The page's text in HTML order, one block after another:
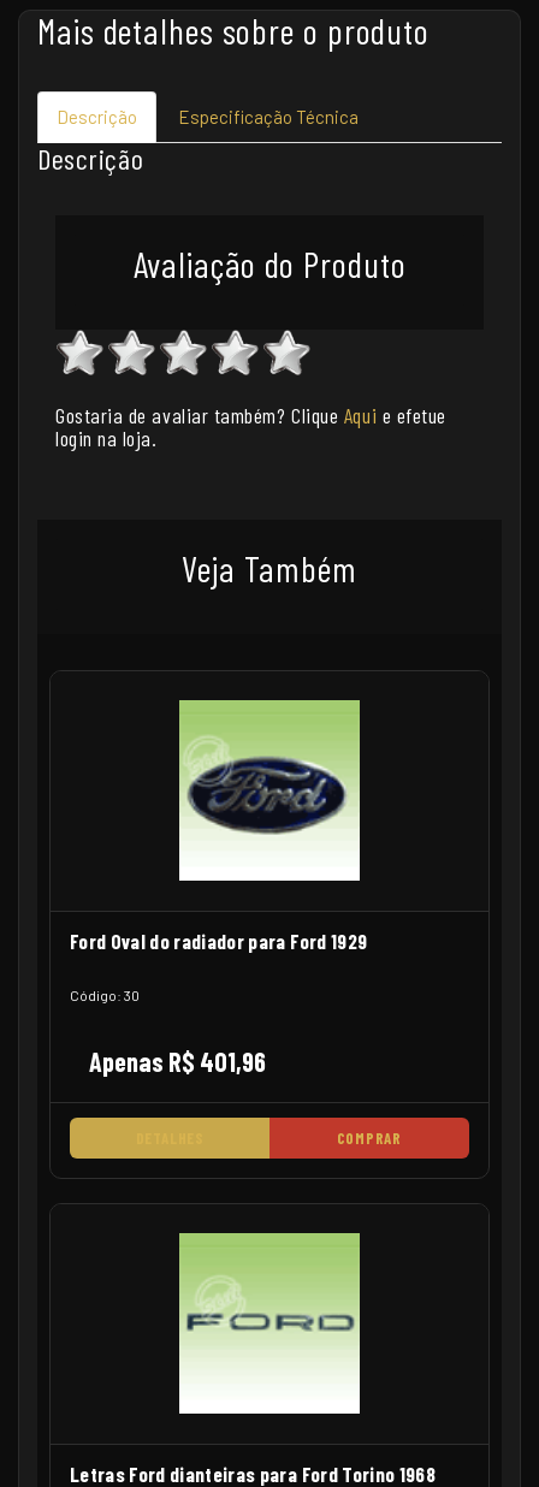
Mais detalhes sobre o produto
Descrição Especificação Técnica
Descrição
Avaliação do Produto
Gostaria de avaliar também? Clique Aqui e efetue
login na loja.
Veja Também
Ford Oval do radiador para Ford 1929
Código: 30
Apenas R$ 401,96
COMPRAR
Letras Ford dianteiras para Ford Torino 1968